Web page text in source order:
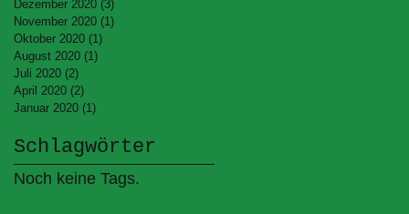
Dezember 2020 (3)
November 2020 (1)
Oktober 2020 (1)
August 2020 (1)
Juli 2020 (2)
April 2020 (2)
Januar 2020 (1)
Schlagwörter
Noch keine Tags.